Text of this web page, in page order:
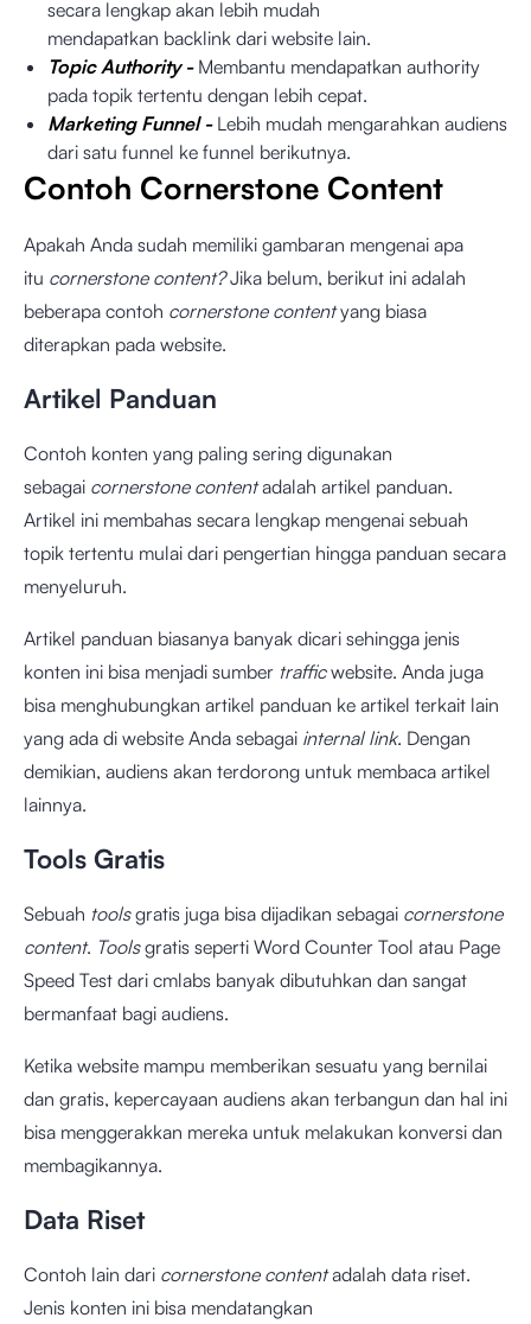
secara lengkap akan lebih mudah
mendapatkan backlink dari website lain.
Topic Authority - Membantu mendapatkan authority
pada topik tertentu dengan lebih cepat.
Marketing Funnel - Lebih mudah mengarahkan audiens
dari satu funnel ke funnel berikutnya.
Contoh Cornerstone Content
Apakah Anda sudah memiliki gambaran mengenai apa
itu cornerstone content?Jika belum, berikut ini adalah
beberapa contoh cornerstone contentyang biasa
diterapkan pada website.
Artikel Panduan
Contoh konten yang paling sering digunakan
sebagai cornerstone contentadalah artikel panduan.
Artikel ini membahas secara lengkap mengenai sebuah
topik tertentu mulai dari pengertian hingga panduan secara
menyeluruh.
Artikel panduan biasanya banyak dicari sehingga jenis
konten ini bisa menjadi sumber trafficwebsite. Anda juga
bisa menghubungkan artikel panduan ke artikel terkait lain
yang ada di website Anda sebagai internal link. Dengan
demikian, audiens akan terdorong untuk membaca artikel
lainnya.
Tools Gratis
Sebuah toolsgratis juga bisa dijadikan sebagai cornerstone
content. Toolsgratis seperti Word Counter Tool atau Page
Speed Test dari cmlabs banyak dibutuhkan dan sangat
bermanfaat bagi audiens.
Ketika website mampu memberikan sesuatu yang bernilai
dan gratis, kepercayaan audiens akan terbangun dan hal ini
bisa menggerakkan mereka untuk melakukan konversi dan
membagikannya.
Data Riset
Contoh lain dari cornerstone contentadalah data riset.
Jenis konten ini bisa mendatangkan